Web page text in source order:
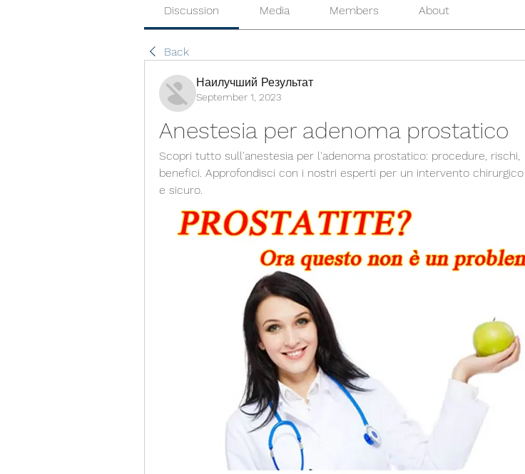
Discussion Media Members About
Back
Наилучший Результат
September 1, 2023
Anestesia per adenoma prostatico
Scopri tutto sull'anestesia per l'adenoma prostatico: procedure, rischi,
benefici. Approfondisci con i nostri esperti per un intervento
e sicuro.